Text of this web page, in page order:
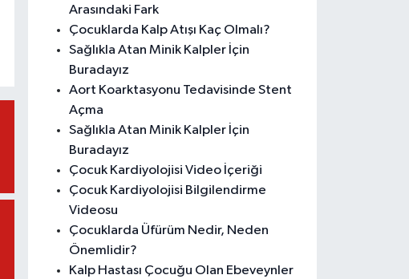
Arasındaki Fark
Çocuklarda Kalp Atışı Kaç Olmalı?
Sağlıkla Atan Minik Kalpler İçin
Buradayız
Aort Koarktasyonu Tedavisinde Stent
Açma
Sağlıkla Atan Minik Kalpler İçin
Buradayız
Çocuk Kardiyolojisi Video İçeriği
Çocuk Kardiyolojisi Bilgilendirme
Videosu
Çocuklarda Üfürüm Nedir, Neden
Önemlidir?
Kalp Hastası Çocuğu Olan Ebeveynler